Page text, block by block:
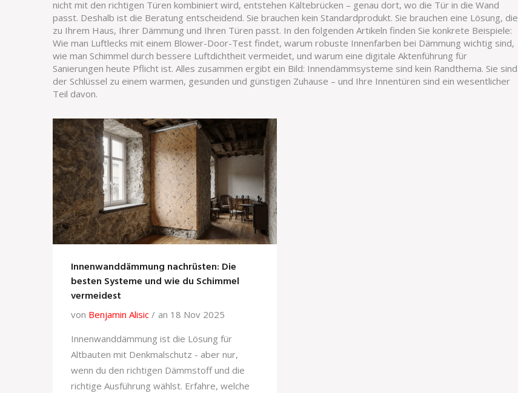
nicht mit den richtigen Türen kombiniert wird, entstehen Kältebrücken – genau dort, wo die Tür in die Wand
passt. Deshalb ist die Beratung entscheidend. Sie brauchen kein Standardprodukt. Sie brauchen eine Lösung, die
zu Ihrem Haus, Ihrer Dämmung und Ihren Türen passt. In den folgenden Artikeln finden Sie konkrete Beispiele:
Wie man Luftlecks mit einem Blower-Door-Test findet, warum robuste Innenfarben bei Dämmung wichtig sind,
wie man Schimmel durch bessere Luftdichtheit vermeidet, und warum eine digitale Aktenführung für
Sanierungen heute Pflicht ist. Alles zusammen ergibt ein Bild: Innendämmsysteme sind kein Randthema. Sie sind
der Schlüssel zu einem warmen, gesunden und günstigen Zuhause – und Ihre Innentüren sind ein wesentlicher
Teil davon.
Innenwanddämmung nachrüsten: Die
besten Systeme und wie du Schimmel
vermeidest
von Benjamin Alisic
an 18 Nov 2025
Innenwanddämmung ist die Lösung für
Altbauten mit Denkmalschutz - aber nur,
wenn du den richtigen Dämmstoff und die
richtige Ausführung wählst. Erfahre, welche